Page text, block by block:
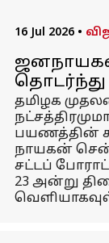
16 Jul 2026 •
தொடர்ந்து
தமிழக
பயணத்தின்
நாயகன்
சட்டப்
23 அன்று